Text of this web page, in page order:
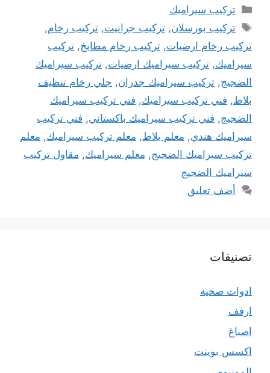
التصنيفات
تركيب سيراميك
الوسوم
تركيب بورسلان,تركيب جرانيت,تركيب رخام,
تركيب رخام ارضيات, تركيب رخام مطابخ, تركيب
سيراميك, تركيب سيراميك ارضيات, تركيب سيراميك
الضجيج, تركيب سيراميك جدران, جلي رخام تنظيف
بلاط, فني تركيب سيراميك, فني تركيب سيراميك
الضجيج, فني تركيب سيراميك باكستاني, فني تركيب
سيراميك هندي, معلم بلاط, معلم تركيب سيراميك, معلم
تركيب سيراميك الضجيج, معلم سيراميك, مقاول تركيب
سيراميك الضجيج
أضف تعليق
تصنيفات
ادوات صحية
ارفف
اصباغ
اكسس بوينت